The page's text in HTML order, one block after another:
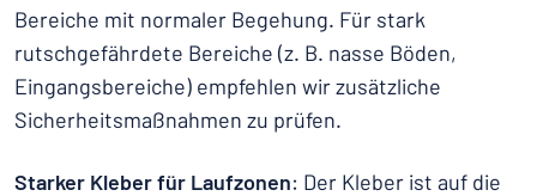
Bereiche mit normaler Begehung. Für stark
rutschgefährdete Bereiche (z. B. nasse Böden,
Eingangsbereiche) empfehlen wir zusätzliche
Sicherheitsmaßnahmen zu prüfen.
Starker Kleber für Laufzonen: Der Kleber ist auf die